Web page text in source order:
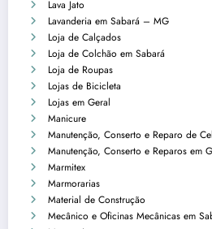
Lava Jato
Lavanderia em Sabará – MG
Loja de Calçados
Loja de Colchão em Sabará
Loja de Roupas
Lojas de Bicicleta
Lojas em Geral
Manicure
Manutenção, Conserto e Reparo de
Manutenção, Conserto e Reparos em
Marmitex
Marmorarias
Material de Construção
Mecânico e Oficinas Mecânicas em